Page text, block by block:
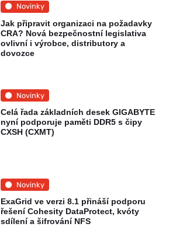
Novinky
Jak připravit organizaci na požadavky
CRA? Nová bezpečnostní legislativa
ovlivní i výrobce, distributory a
dovozce
Novinky
Celá řada základních desek GIGABYTE
nyní podporuje paměti DDR5 s čipy
CXSH (CXMT)
Novinky
ExaGrid ve verzi 8.1 přináší podporu
řešení Cohesity DataProtect, kvóty
sdílení a šifrování NFS